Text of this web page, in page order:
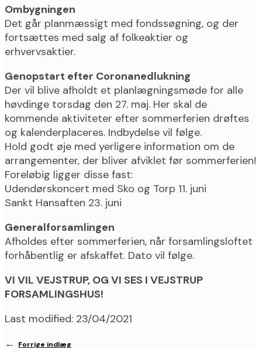
Ombygningen
Det går planmæssigt med fondssøgning, og der
fortsættes med salg af folkeaktier og
erhvervsaktier.
Genopstart efter Coronanedlukning
Der vil blive afholdt et planlægningsmøde for alle
høvdinge torsdag den 27. maj. Her skal de
kommende aktiviteter efter sommerferien drøftes
og kalenderplaceres. Indbydelse vil følge.
Hold godt øje med yerligere information om de
arrangementer, der bliver afviklet før sommerferien!
Foreløbig ligger disse fast:
Udendørskoncert med Sko og Torp 11. juni
Sankt Hansaften 23. juni
Generalforsamlingen
Afholdes efter sommerferien, når forsamlingsloftet
forhåbentlig er afskaffet. Dato vil følge.
VI VIL VEJSTRUP, OG VI SES I VEJSTRUP
FORSAMLINGSHUS!
Last modified: 23/04/2021
← Forrige indlæg